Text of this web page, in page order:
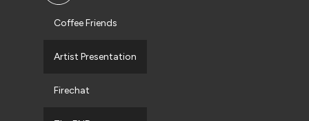
Coffee Friends
Artist Presentation
Firechat